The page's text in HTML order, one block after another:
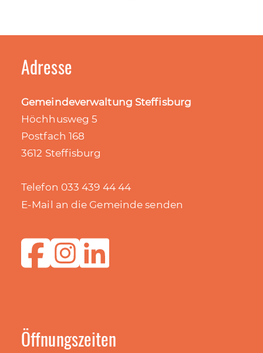
Adresse
Gemeindeverwaltung Steffisburg
Höchhusweg 5
Postfach 168
3612 Steffisburg
Telefon 033 439 44 44
E-Mail an die Gemeinde senden
Öffnungszeiten